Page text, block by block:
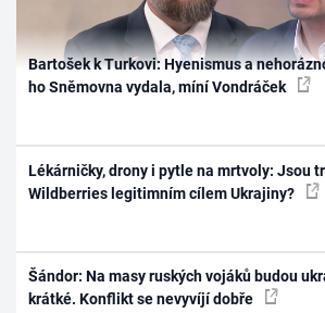
Bartošek k Turkovi: Hyenismus a
ho Sněmovna vydala, míní Vondráček
Lékárničky, drony i pytle na mrtvoly: Jsou
Wildberries legitimním cílem Ukrajiny?
Šándor: Na masy ruských vojáků budou
krátké. Konflikt se nevyvíjí dobře